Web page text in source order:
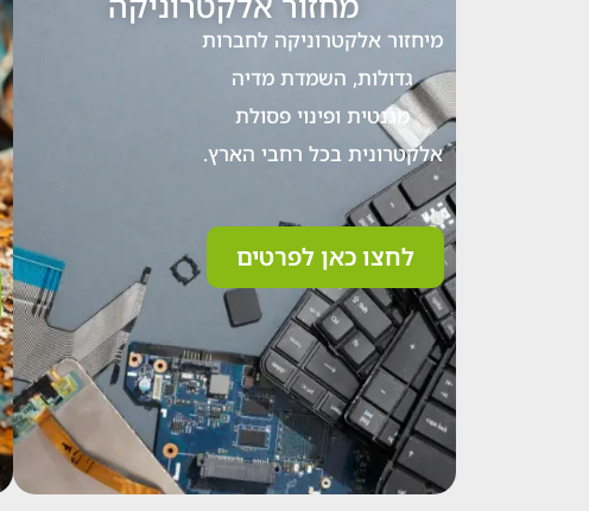
מיחזור אלקטרוניקה לחברות
גדולות, השמדת מדיה
מגנטית ופינוי פסולת
אלקטרונית בכל רחבי הארץ.
לחצו כאן לפרטים